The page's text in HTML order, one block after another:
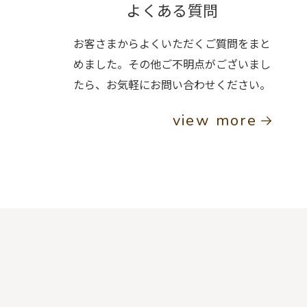
よくある質問
お客さまからよくいただくご質問をまと
めました。その他ご不明点がございまし
たら、お気軽にお問い合わせください。
view more